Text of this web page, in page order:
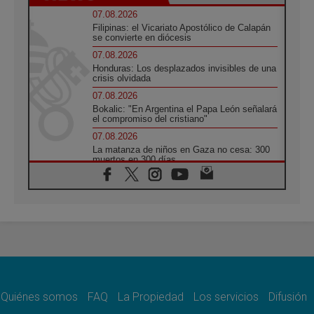
07.08.2026
Filipinas: el Vicariato Apostólico de Calapán
se convierte en diócesis
07.08.2026
Honduras: Los desplazados invisibles de una
crisis olvidada
07.08.2026
Bokalic: "En Argentina el Papa León señalará
el compromiso del cristiano"
07.08.2026
La matanza de niños en Gaza no cesa: 300
muertos en 300 días
07.08.2026
Tagle: La guerra desfigura el mundo, solo la
como misión al servicio del Evangelio
Quiénes somos FAQ La Propiedad Los servicios Difusión